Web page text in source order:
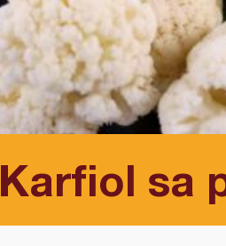
Karfiol sa